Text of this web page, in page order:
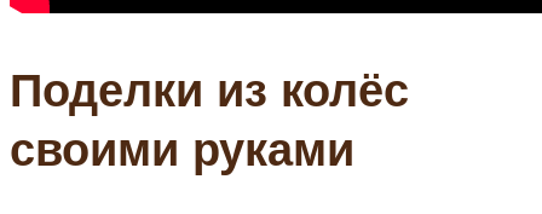
Поделки из колёс
своими руками